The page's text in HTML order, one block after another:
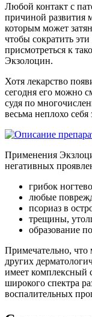
Любой контакт с
причиной развития
которым может
чтобы сократить
присмотреться к
Экзолоцин.
Хотя лекарство
сегодня его можно
судя по
весьма неплохо себя
Применения
негативных
грибок
любые
псориаз в
трещины,
образование
Примечательно, что
других
имеет комплексный
широкого спектра
воспалительных